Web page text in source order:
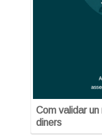
Com validar
diners